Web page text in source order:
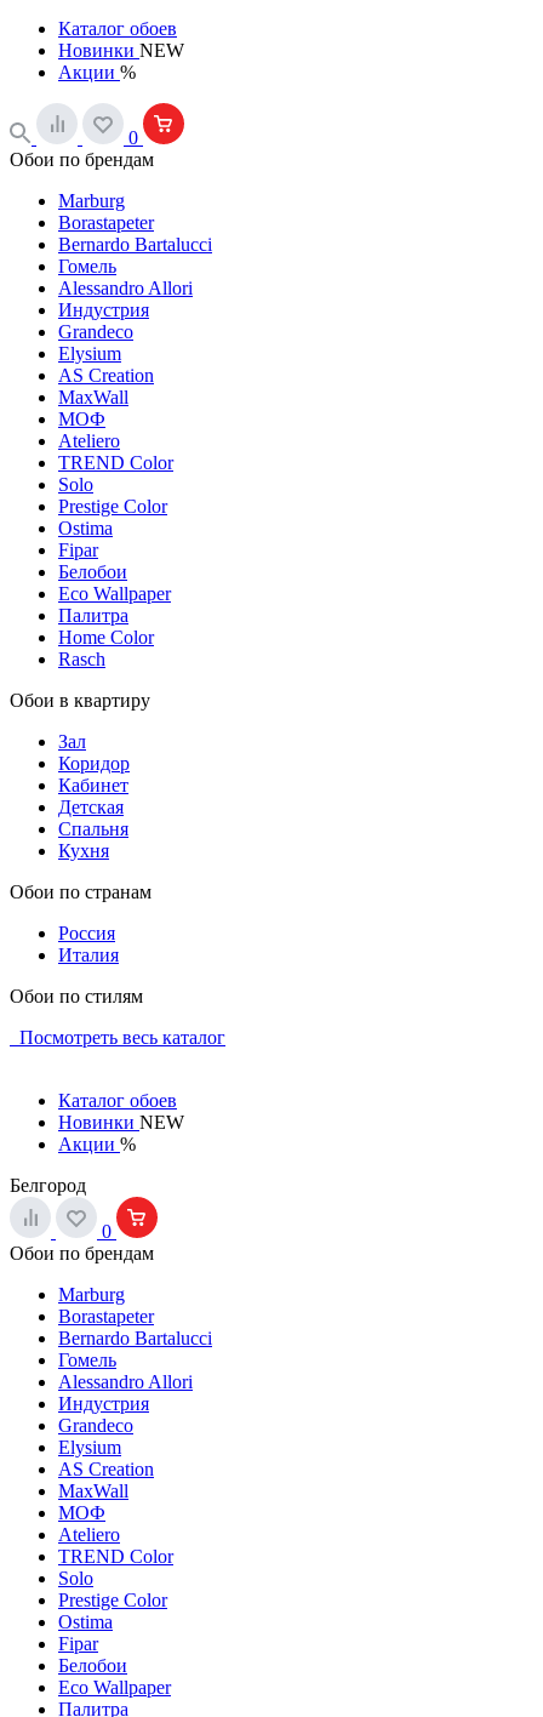
Каталог обоев
Новинки NEW
Акции %
0
Обои по брендам
Marburg
Borastapeter
Bernardo Bartalucci
Гомель
Alessandro Allori
Индустрия
Grandeco
Elysium
AS Creation
MaxWall
МОФ
Ateliero
TREND Color
Solo
Prestige Color
Ostima
Fipar
Белобои
Eco Wallpaper
Палитра
Home Color
Rasch
Обои в квартиру
Зал
Коридор
Кабинет
Детская
Спальня
Кухня
Обои по странам
Россия
Италия
Обои по стилям
Посмотреть весь каталог
Каталог обоев
Новинки NEW
Акции %
Белгород
0
Обои по брендам
Marburg
Borastapeter
Bernardo Bartalucci
Гомель
Alessandro Allori
Индустрия
Grandeco
Elysium
AS Creation
MaxWall
МОФ
Ateliero
TREND Color
Solo
Prestige Color
Ostima
Fipar
Белобои
Eco Wallpaper
Палитра